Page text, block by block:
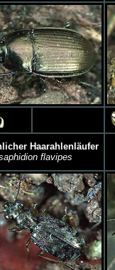
Haarahlenläufer
flavipes